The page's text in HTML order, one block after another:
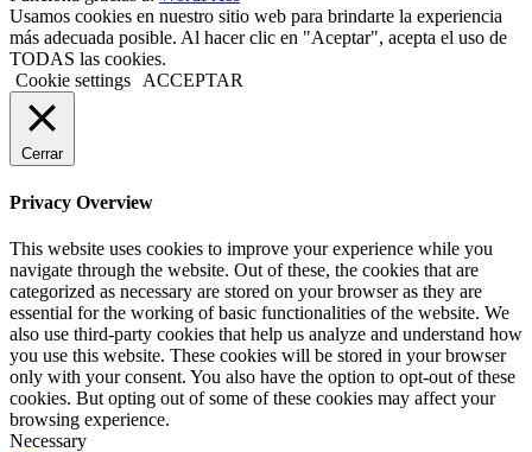
Usamos cookies en nuestro sitio web para brindarte la experiencia
más adecuada posible. Al hacer clic en "Aceptar", acepta el uso de
TODAS las cookies.
Cookie settings
ACCEPTAR
Cerrar
Privacy Overview
This website uses cookies to improve your experience while you
navigate through the website. Out of these, the cookies that are
categorized as necessary are stored on your browser as they are
essential for the working of basic functionalities of the website. We
also use third-party cookies that help us analyze and understand how
you use this website. These cookies will be stored in your browser
only with your consent. You also have the option to opt-out of these
cookies. But opting out of some of these cookies may affect your
browsing experience.
Necessary